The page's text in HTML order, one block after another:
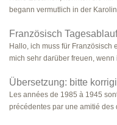
begann vermutlich in der
Französisch
Hallo, ich muss für
mich sehr darüber freuen,
Übersetzung: bitte
Les années de 1985 à 1945
précédentes par une amitié des